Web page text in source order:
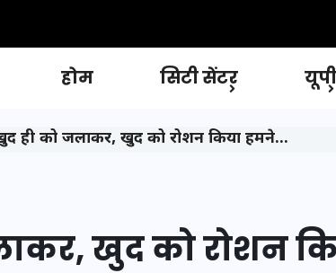
होम सिटी सेंटर यूपी
ही को जलाकर, खुद को रोशन किया हमने…
खुद को रोशन